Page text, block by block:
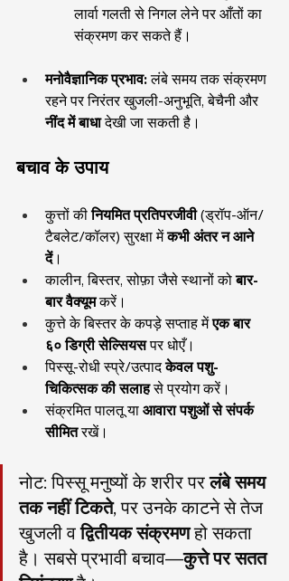
लार्वा गलती से निगल लेने पर आँतों का
संक्रमण कर सकते हैं।
मनोवैज्ञानिक प्रभाव: लंबे समय तक संक्रमण
रहने पर निरंतर खुजली-अनुभूति, बेचैनी और
नींद में बाधा देखी जा सकती है।
बचाव के उपाय
कुत्तों की नियमित प्रतिपरजीवी (ड्रॉप-ऑन/
टैबलेट/कॉलर) सुरक्षा में कभी अंतर न आने
दें।
कालीन, बिस्तर, सोफ़ा जैसे स्थानों को बार-
बार वैक्यूम करें।
कुत्ते के बिस्तर के कपड़े सप्ताह में एक बार
६० डिग्री सेल्सियस पर धोएँ।
पिस्सू-रोधी स्प्रे/उत्पाद केवल पशु-
चिकित्सक की सलाह से प्रयोग करें।
संक्रमित पालतू या आवारा पशुओं से संपर्क
सीमित रखें।
नोट: पिस्सू मनुष्यों के शरीर पर लंबे समय
तक नहीं टिकते, पर उनके काटने से तेज
खुजली व द्वितीयक संक्रमण हो सकता
है। सबसे प्रभावी बचाव—कुत्ते पर सतत